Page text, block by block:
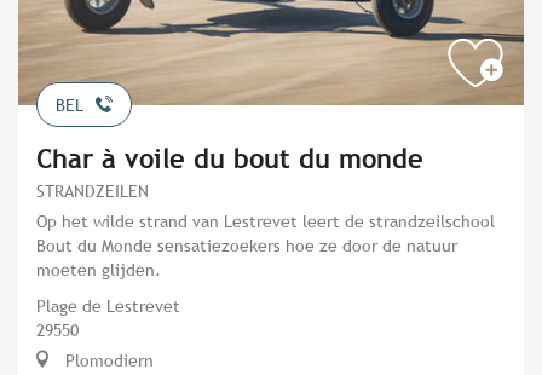
BEL
Char à voile du bout du monde
STRANDZEILEN
Op het wilde strand van Lestrevet leert de strandzeilschool
Bout du Monde sensatiezoekers hoe ze door de natuur
moeten glijden.
Plage de Lestrevet
29550
Plomodiern